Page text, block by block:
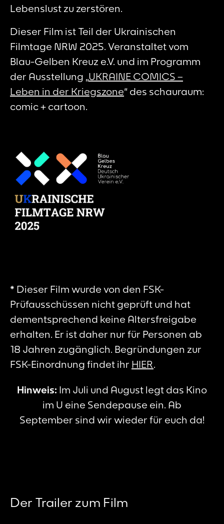
Lebenslust zu zerstören.
Dieser Film ist Teil der Ukrainischen
Filmtage NRW 2025. Veranstaltet vom
Blau-Gelben Kreuz e.V. und im Programm
der Ausstellung „UKRAINE COMICS –
Leben in der Kriegszone“ des schauraum:
comic + cartoon.
* Dieser Film wurde von den FSK-
Prüfausschüssen nicht geprüft und hat
dementsprechend keine Altersfreigabe
erhalten. Er ist daher nur für Personen ab
18 Jahren zugänglich. Begründungen zur
FSK-Einordnung findet ihr HIER.
Hinweis: Im Juli und August legt das Kino
im U eine Sendepause ein. Ab
September sind wir wieder für euch da!
Der Trailer zum Film